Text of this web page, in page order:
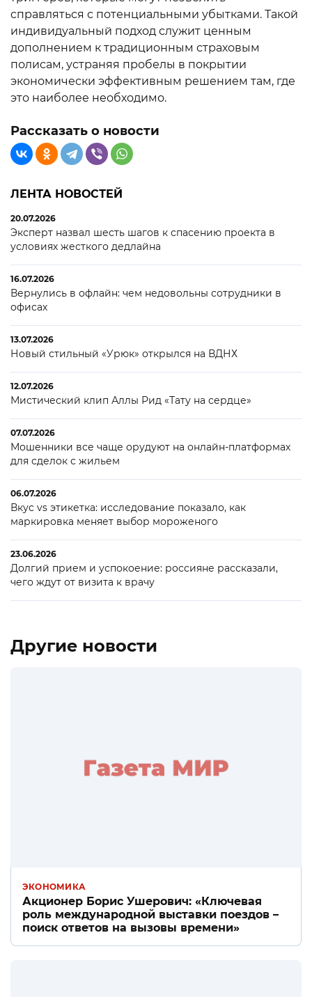
справляться с потенциальными убытками. Такой
индивидуальный подход служит ценным
дополнением к традиционным страховым
полисам, устраняя пробелы в покрытии
экономически эффективным решением там, где
это наиболее необходимо.
Рассказать о новости
ЛЕНТА НОВОСТЕЙ
20.07.2026
Эксперт назвал шесть шагов к спасению проекта в
условиях жесткого дедлайна
16.07.2026
Вернулись в офлайн: чем недовольны сотрудники в
офисах
13.07.2026
Новый стильный «Урюк» открылся на ВДНХ
12.07.2026
Мистический клип Аллы Рид «Тату на сердце»
07.07.2026
Мошенники все чаще орудуют на онлайн-платформах
для сделок с жильем
06.07.2026
Вкус vs этикетка: исследование показало, как
маркировка меняет выбор мороженого
23.06.2026
Долгий прием и успокоение: россияне рассказали,
чего ждут от визита к врачу
Другие новости
ЭКОНОМИКА
Акционер Борис Ушерович: «Ключевая
роль международной выставки поездов –
поиск ответов на вызовы времени»